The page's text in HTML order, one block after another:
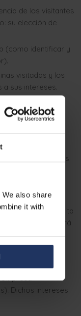
also share
it with
de los visitantes
su elección de
(como identificar y
visitadas y los
a sus intereses.
que,
Internet. Esto
lugares de
conectarse
sus propias
el sitio web de los
cuando visita
Encontrará
Dichos intereses